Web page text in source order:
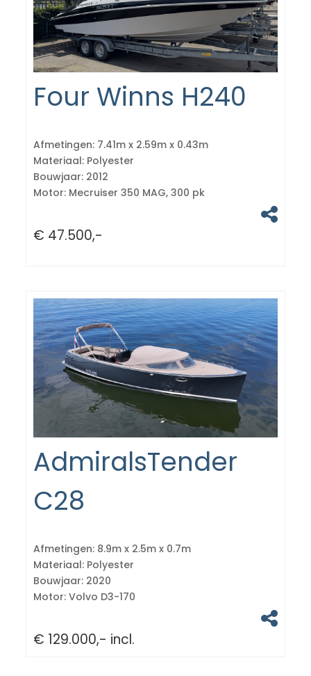
Four Winns H240
Afmetingen: 7.41m x 2.59m x 0.43m
Materiaal: Polyester
Bouwjaar: 2012
Motor: Mecruiser 350 MAG, 300 pk
€ 47.500,-
AdmiralsTender
C28
Afmetingen: 8.9m x 2.5m x 0.7m
Materiaal: Polyester
Bouwjaar: 2020
Motor: Volvo D3-170
€ 129.000,- incl.